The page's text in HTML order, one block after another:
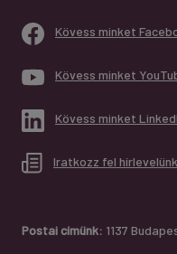
Kövess minket
Kövess minket
Kövess minket
Iratkozz fel
Postai címünk: 1137